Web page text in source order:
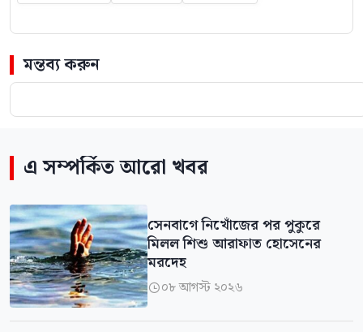
মন্তব্য করুন
এ সম্পর্কিত আরো খবর
সেনবাগে নিখোঁজের পর পুকুরে
মিলল শিশু আরাফাত হোসেনের
মরদেহ
০৮ আগস্ট ২০২৬